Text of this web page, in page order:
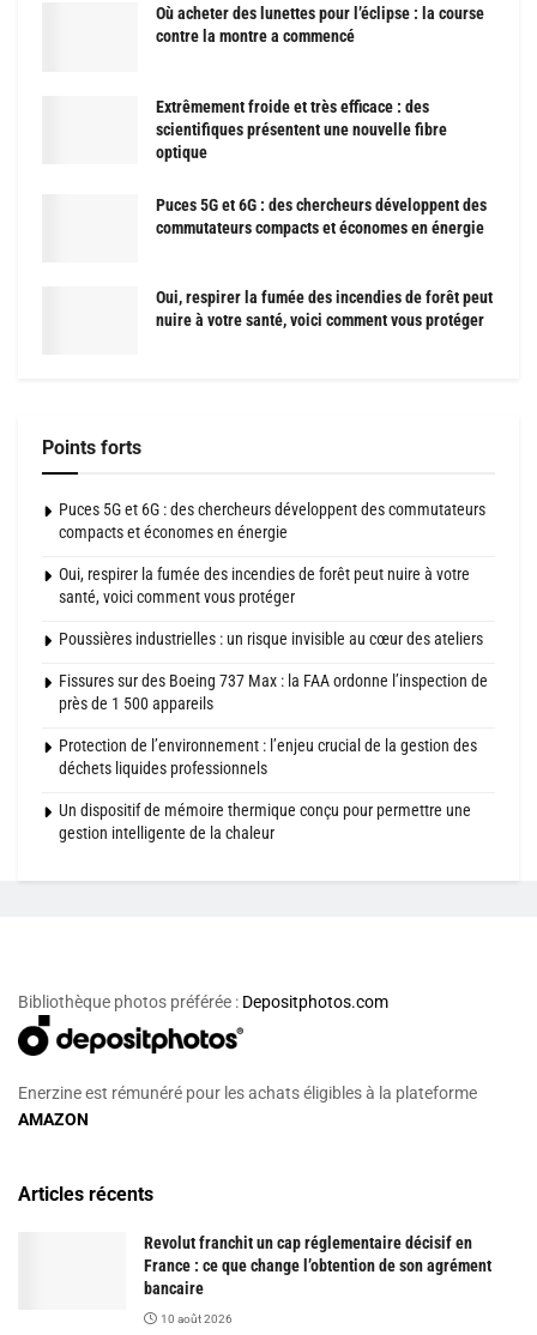
Où acheter des lunettes pour l’éclipse : la course
contre la montre a commencé
Extrêmement froide et très efficace : des
scientifiques présentent une nouvelle fibre
optique
Puces 5G et 6G : des chercheurs développent des
commutateurs compacts et économes en énergie
Oui, respirer la fumée des incendies de forêt peut
nuire à votre santé, voici comment vous protéger
Points forts
Puces 5G et 6G : des chercheurs développent des commutateurs
compacts et économes en énergie
Oui, respirer la fumée des incendies de forêt peut nuire à votre
santé, voici comment vous protéger
Poussières industrielles : un risque invisible au cœur des ateliers
Fissures sur des Boeing 737 Max : la FAA ordonne l’inspection de
près de 1 500 appareils
Protection de l’environnement : l’enjeu crucial de la gestion des
déchets liquides professionnels
Un dispositif de mémoire thermique conçu pour permettre une
gestion intelligente de la chaleur
Bibliothèque photos préférée : Depositphotos.com
Enerzine est rémunéré pour les achats éligibles à la plateforme
AMAZON
Articles récents
Revolut franchit un cap réglementaire décisif en
France : ce que change l’obtention de son agrément
bancaire
10 août 2026